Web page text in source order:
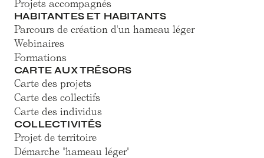
Projets accompagnés
HABITANTES ET HABITANTS
Parcours de création d'un hameau léger
Webinaires
Formations
CARTE AUX TRÉSORS
Carte des projets
Carte des collectifs
Carte des individus
COLLECTIVITÉS
Projet de territoire
Démarche "hameau léger"